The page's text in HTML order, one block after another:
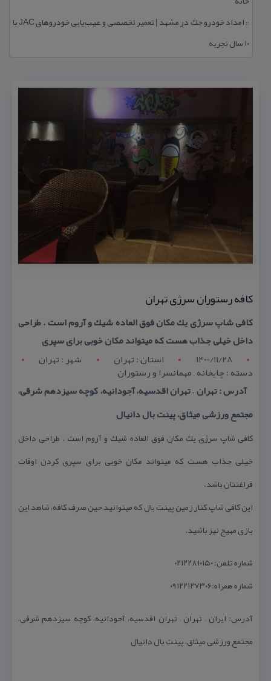
::
امداد خودرو جك در مشهد | تعمیر تخصصی و عیب‌یابی خودروهای JAC با
۱۰ سال تجربه
كافه رستوران سرژی تهران
كافی شاپ سرژی یك مكان فوق العاده شیك و آروم است . طراحی
داخل خیلی جذاب هست كه میتواند مكان خوبی برای سپری
1400/11/28
استان : تهران شهر : تهران
دسته : چایخانه , مهمانسرا و رستوران
آدرس : تهران – تهران اقدسیه، آجودانیه، كوچه سیزدهم شرقی،
مجتمع ورزشی میثاق، پینت بال دانیال
كافی شاپ سرژی یك مكان فوق العاده شیك و آروم است . طراحی داخل
خیلی جذاب هست كه میتواند مكان خوبی برای سپری كردن اوقات
فراغتتان باشد.
این كافی شاپ كنار زمین پینت بال كه میتوانید حین صرف كافه، شاهد این
بازی مهیج نیز باشید.
شماره تلفن: ۰۲۱۲۲۸۱۰۱۵۰
شماره همراه:۰۹۱۲۲۱۲۷۳۰۶
آدرس: ایران – تهران – تهران اقدسیه، آجودانیه، كوچه سیزدهم شرقی،
مجتمع ورزشی میثاق، پینت بال دانیال